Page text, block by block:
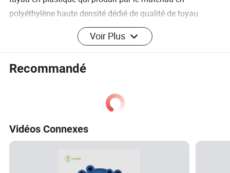
polyéthylène haute densité dédié de qualité de tuyau
(PE100,PE80), ajouter l'additif nécessaire et l'agent
oxydant, formé par le procédé d'extrusion. Le système de
tuyauterie en HDPE est utilisé depuis 70 ans, le traitement,
l'installation et l'application est très mature. Le système de
suivantes : bonnes performances sanitaires, longue durée
de vie, bonne résistance chimique à la corrosion,
résistance au vieillissement, bonne flexibilité et faible
résistance à l'eau. Utilisation répandue dans
l'approvisionnement en eau, l'exploitation minière, le
Voir Plus
Recommandé
Vidéos Connexes